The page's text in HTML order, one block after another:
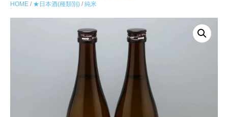
HOME / ★日本酒(種類別) / 純米